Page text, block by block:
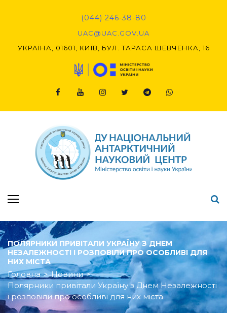
(044) 246-38-80
UAC@UAC.GOV.UA​​
УКРАЇНА, 01601, КИЇВ, БУЛ. ТАРАСА ШЕВЧЕНКА, 16
ПОЛЯРНИКИ ПРИВІТАЛИ УКРАЇНУ З ДНЕМ
НЕЗАЛЕЖНОСТІ І РОЗПОВІЛИ ПРО ОСОБЛИВІ ДЛЯ
НИХ МІСТА
Головна > Новини >
Полярники привітали Україну з Днем Незалежності
і розповіли про особливі для них міста